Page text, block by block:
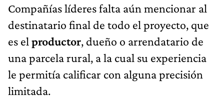
Compañías líderes falta aún mencionar al
destinatario final de todo el proyecto, que
es el productor, dueño o arrendatario de
una parcela rural, a la cual su experiencia
le permitía calificar con alguna precisión
limitada.